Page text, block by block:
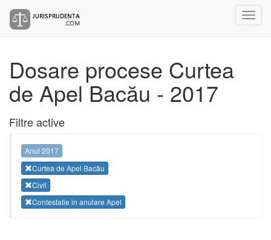
Dosare procese Curtea
de Apel Bacău - 2017
Filtre active
Anul 2017
Curtea de Apel Bacău
Civil
Contestatie in anulare Apel